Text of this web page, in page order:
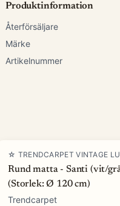
Produktinformation
Återförsäljare
Märke
Artikelnummer
☆ TRENDCARPET VINTAGE
Rund matta - Santi (vit/
(Storlek: Ø 120 cm)
Trendcarpet